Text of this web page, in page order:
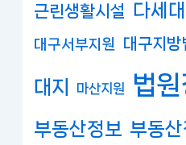
근린생활시설 다세
대구서부지원 대구지방
대지 마산지원 법원
부동산정보 부동